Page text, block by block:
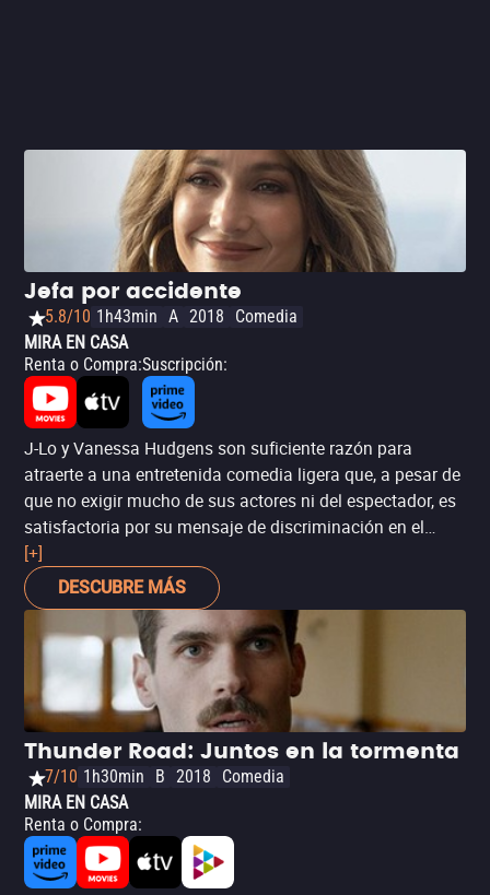
Jefa por accidente
5.8/10 1h43min A 2018
Comedia
MIRA EN CASA
Renta o Compra:Suscripción:
J-Lo y Vanessa Hudgens son suficiente razón para
atraerte a una entretenida comedia ligera que, a pesar de
que no exigir mucho de sus actores ni del espectador, es
satisfactoria por su mensaje de discriminación en el
ámbito laboral para el inmigrante latino en Estados
Unidos, el poder femenino confrontando al entorno
profesional injusto, e incluso la ansiedad maternal. Todo
ello es resuelto con una trama sencilla que te hará reír en
muchos momentos.
[+]
DESCUBRE MÁS
Thunder Road: Juntos en la tormenta
7/10 1h30min B 2018
Comedia
MIRA EN CASA
Renta o Compra: